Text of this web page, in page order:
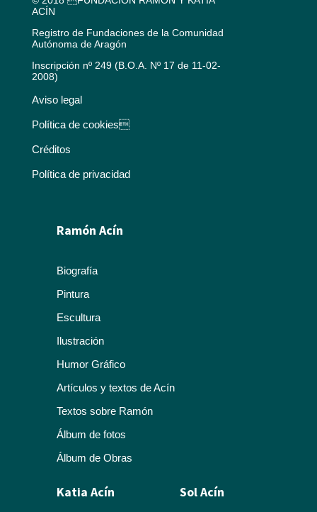
ACÍN
Registro de Fundaciones de la Comunidad
Autónoma de Aragón
Inscripción nº 249 (B.O.A. Nº 17 de 11-02-
2008)
Aviso legal
Política de cookies
Pintura
Escultura
Ilustración
Álbum de fotos
Álbum de Obras
Biografía